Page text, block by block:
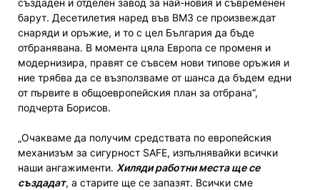
барут. Десетилетия наред във ВМЗ се произвеждат
снаряди и оръжие, и то с цел България да бъде
отбранявана. В момента цяла Европа се променя и
модернизира, правят се съвсем нови типове оръжия и
ние трябва да се възползваме от шанса да бъдем едни
от първите в общоевропейския план за отбрана“,
подчерта Борисов.
„Очакваме да получим средствата по европейския
механизъм за сигурност SAFE, изпълнявайки всички
наши ангажименти. Хиляди работни места ще се
създадат, а старите ще се запазят. Всички сме